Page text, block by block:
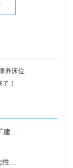
养床位
！
计时
地